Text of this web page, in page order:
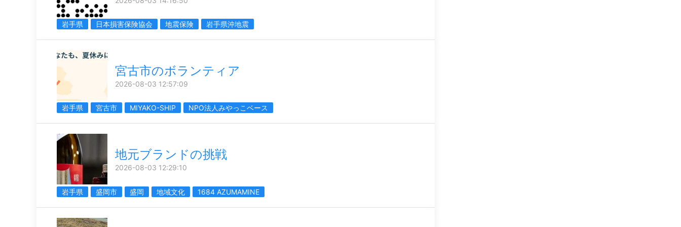
岩手県 日本損害保険協会 地震保険 岩手県沖地震
宮古市のボランティア
2026-08-03 12:57:09
岩手県 宮古市 MIYAKO-SHIP NPO法人みやっこベース
地元ブランドの挑戦
2026-08-03 12:29:10
岩手県 盛岡市 盛岡 地域文化 1684 AZUMAMINE